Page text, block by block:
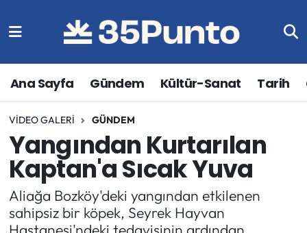
Ana Sayfa Gündem Kültür-Sanat Tarih
VIDEO GALERI GÜNDEM
Yangından Kurtarılan
Kaptan'a Sıcak Yuva
Aliağa Bozköy'deki yangından etkilenen
sahipsiz bir köpek, Seyrek Hayvan